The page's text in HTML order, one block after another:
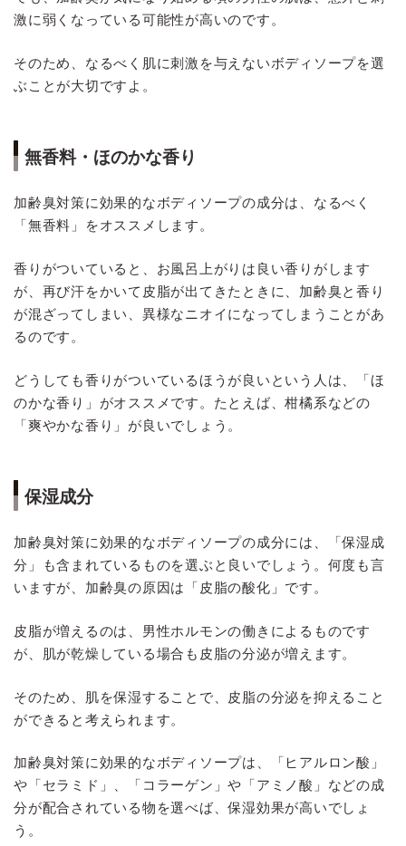
激に弱くなっている可能性が高いのです。
そのため、なるべく肌に刺激を与えないボディソープを選
ぶことが大切ですよ。
無香料・ほのかな香り
加齢臭対策に効果的なボディソープの成分は、なるべく
「無香料」をオススメします。
香りがついていると、お風呂上がりは良い香りがします
が、再び汗をかいて皮脂が出てきたときに、加齢臭と香り
が混ざってしまい、異様なニオイになってしまうことがあ
るのです。
どうしても香りがついているほうが良いという人は、「ほ
のかな香り」がオススメです。たとえば、柑橘系などの
「爽やかな香り」が良いでしょう。
保湿成分
加齢臭対策に効果的なボディソープの成分には、「保湿成
分」も含まれているものを選ぶと良いでしょう。何度も言
いますが、加齢臭の原因は「皮脂の酸化」です。
皮脂が増えるのは、男性ホルモンの働きによるものです
が、肌が乾燥している場合も皮脂の分泌が増えます。
そのため、肌を保湿することで、皮脂の分泌を抑えること
ができると考えられます。
加齢臭対策に効果的なボディソープは、「ヒアルロン酸」
や「セラミド」、「コラーゲン」や「アミノ酸」などの成
分が配合されている物を選べば、保湿効果が高いでしょ
う。